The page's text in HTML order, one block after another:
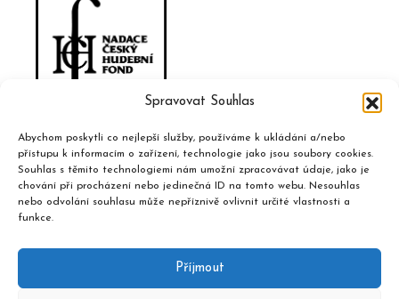
Spravovat Souhlas
Abychom poskytli co nejlepší služby, používáme k ukládání a/nebo
přístupu k informacím o zařízení, technologie jako jsou soubory cookies.
Souhlas s těmito technologiemi nám umožní zpracovávat údaje, jako je
chování při procházení nebo jedinečná ID na tomto webu. Nesouhlas
nebo odvolání souhlasu může nepříznivě ovlivnit určité vlastnosti a
funkce.
Příjmout